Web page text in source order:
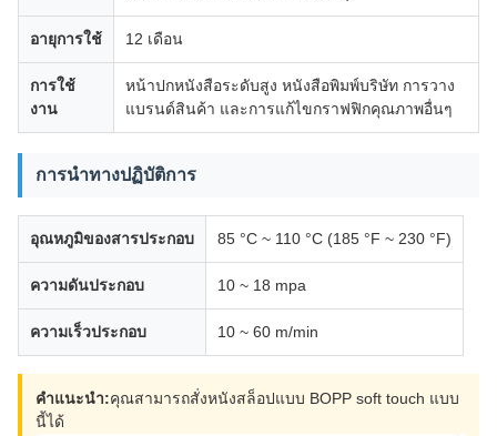
อายุการใช้ 12 เดือน
การใช้
งาน
หน้าปกหนังสือระดับสูง หนังสือพิมพ์บริษัท การวาง
แบรนด์สินค้า และการแก้ไขกราฟฟิกคุณภาพอื่นๆ
การนําทางปฏิบัติการ
อุณหภูมิของสารประกอบ 85 °C ~ 110 °C (185 °F ~ 230 °F)
ความดันประกอบ 10 ~ 18 mpa
ความเร็วประกอบ 10 ~ 60 m/min
คําแนะนํา:คุณสามารถสั่งหนังสล็อปแบบ BOPP soft touch แบบ
นี้ได้